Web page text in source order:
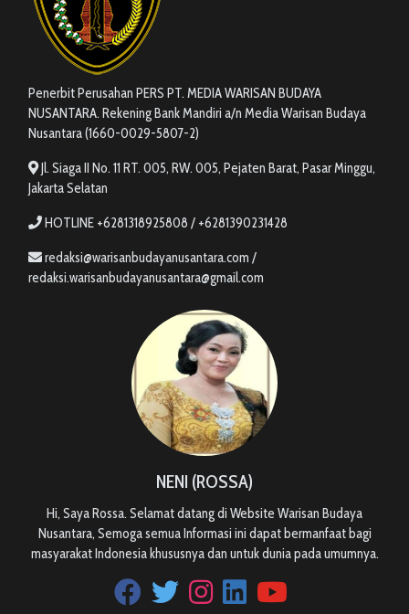
Penerbit Perusahan PERS PT. MEDIA WARISAN BUDAYA
NUSANTARA. Rekening Bank Mandiri a/n Media Warisan Budaya
Nusantara (1660-0029-5807-2)
Jl. Siaga II No. 11 RT. 005, RW. 005, Pejaten Barat, Pasar Minggu,
Jakarta Selatan
HOTLINE +6281318925808 / +6281390231428
redaksi@warisanbudayanusantara.com /
redaksi.warisanbudayanusantara@gmail.com
NENI (ROSSA)
Hi, Saya Rossa. Selamat datang di Website Warisan Budaya
Nusantara, Semoga semua Informasi ini dapat bermanfaat bagi
masyarakat Indonesia khususnya dan untuk dunia pada umumnya.